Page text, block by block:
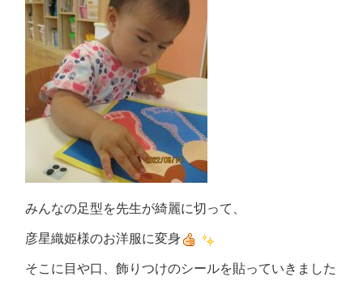
みんなの足型を先生が綺麗に切って、
彦星織姫様のお洋服に変身
そこに目や口、飾りつけのシールを貼っていきました